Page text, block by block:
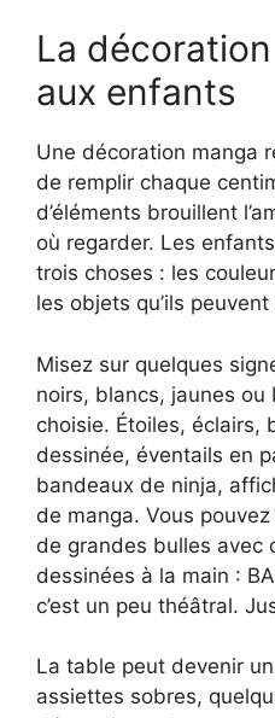
La
aux enfants
Une décoration manga
de remplir chaque
d’éléments brouillent
où regarder. Les
trois choses : les
les objets qu’ils
Misez sur quelques
noirs, blancs, jaunes ou
choisie. Étoiles, éclairs,
dessinée, éventails en
bandeaux de ninja,
de manga. Vous
de grandes bulles avec
dessinées à la main :
c’est un peu théâtral.
La table peut devenir
assiettes sobres,